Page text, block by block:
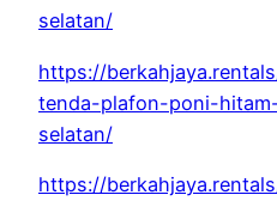
selatan/
https://
tenda-plafon-poni-
selatan/
https://